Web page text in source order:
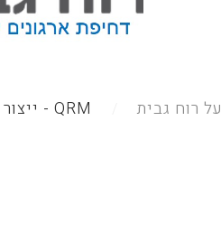
על רוח גבית QRM - ייצור זריז